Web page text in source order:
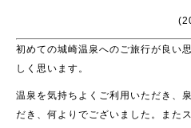
初めての城崎温泉へのご旅行が良い
しく思います。
温泉を気持ちよくご利用いただき、
だき、何よりでございました。また